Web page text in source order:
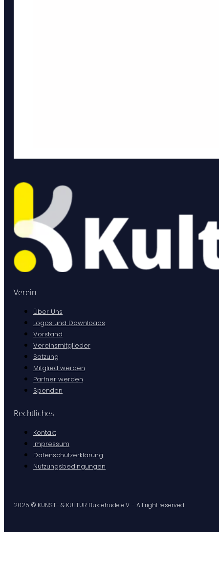
Verein
Über Uns
Logos und Downloads
Vorstand
Vereinsmitglieder
Satzung
Mitglied werden
Partner werden
Spenden
Rechtliches
Kontakt
Impressum
Datenschutzerklärung
Nutzungsbedingungen
2025 © KUNST- & KULTUR Buxtehude e.V. - All right reserved.